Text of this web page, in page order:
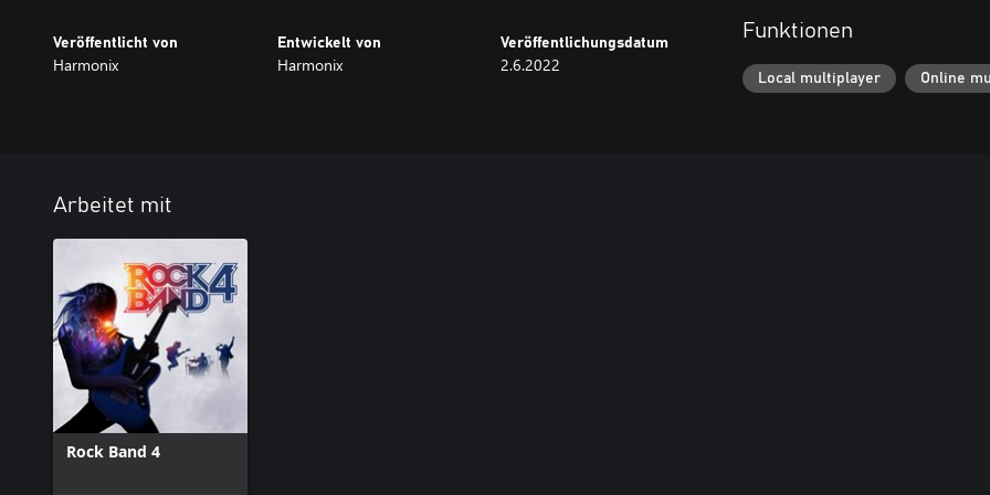
Veröffentlicht von
Harmonix
Entwickelt von
Harmonix
Veröffentlichungsdatum
2.6.2022
Funktionen
Local multiplayer Online
Arbeitet mit
Rock Band 4